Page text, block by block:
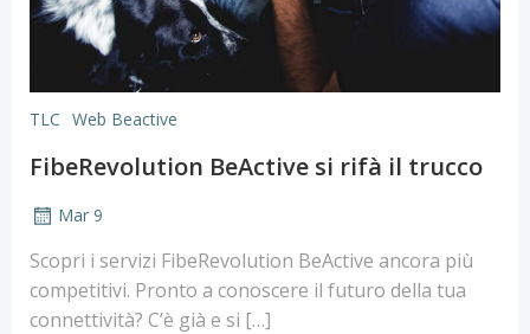
TLC Web Beactive
FibeRevolution BeActive si rifà il trucco
Mar 9
Scopri i servizi FibeRevolution BeActive ancora più
competitivi. Pronto a conoscere il futuro della tua
connettività? C’è già e si […]